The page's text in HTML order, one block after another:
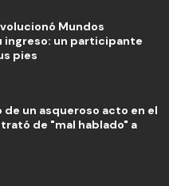
Mundos
ingreso: un participante
pies
de un asqueroso acto en el
de "mal hablado" a